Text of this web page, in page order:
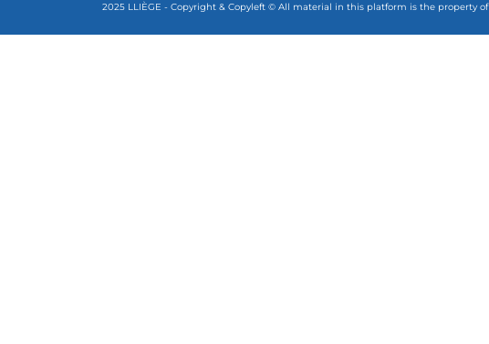
2025 LLIÈGE - Copyright & Copyleft © All material in this platform is the property